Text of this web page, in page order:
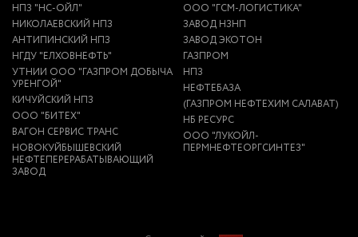
НПЗ "НС-ОЙЛ"
НИКОЛАЕВСКИЙ НПЗ
АНТИПИНСКИЙ НПЗ
НГДУ "ЕЛХОВНЕФТЬ"
УТНИИ ООО "ГАЗПРОМ ДОБЫЧА
УРЕНГОЙ"
КИЧУЙСКИЙ НПЗ
ООО "БИТЕХ"
ВАГОН СЕРВИС ТРАНС
НОВОКУЙБЫШЕВСКИЙ
НЕФТЕПЕРЕРАБАТЫВАЮЩИЙ
ЗАВОД
ООО "ГСМ-ЛОГИСТИКА"
ЗАВОД НЗНП
ЗАВОД ЭКОТОН
ГАЗПРОМ
НПЗ
НЕФТЕБАЗА
(ГАЗПРОМ НЕФТЕХИМ САЛАВАТ)
НБ РЕСУРС
ООО "ЛУКОЙЛ-
ПЕРМНЕФТЕОРГСИНТЕЗ"